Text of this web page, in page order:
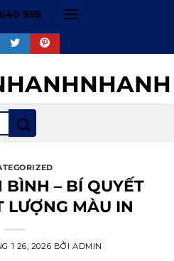
959
BÌNH – BÍ QUYẾT
LƯỢNG MÀU IN
1 26, 2026 BỞI ADMIN